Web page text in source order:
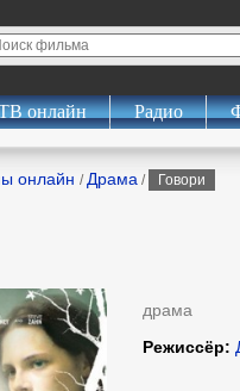
онлайн Радио
онлайн / Драма / Говори
драма
Режиссёр: